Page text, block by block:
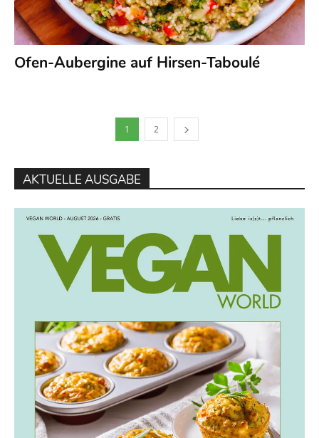
Ofen-Aubergine auf Hirsen-Taboulé
1 2
AKTUELLE AUSGABE